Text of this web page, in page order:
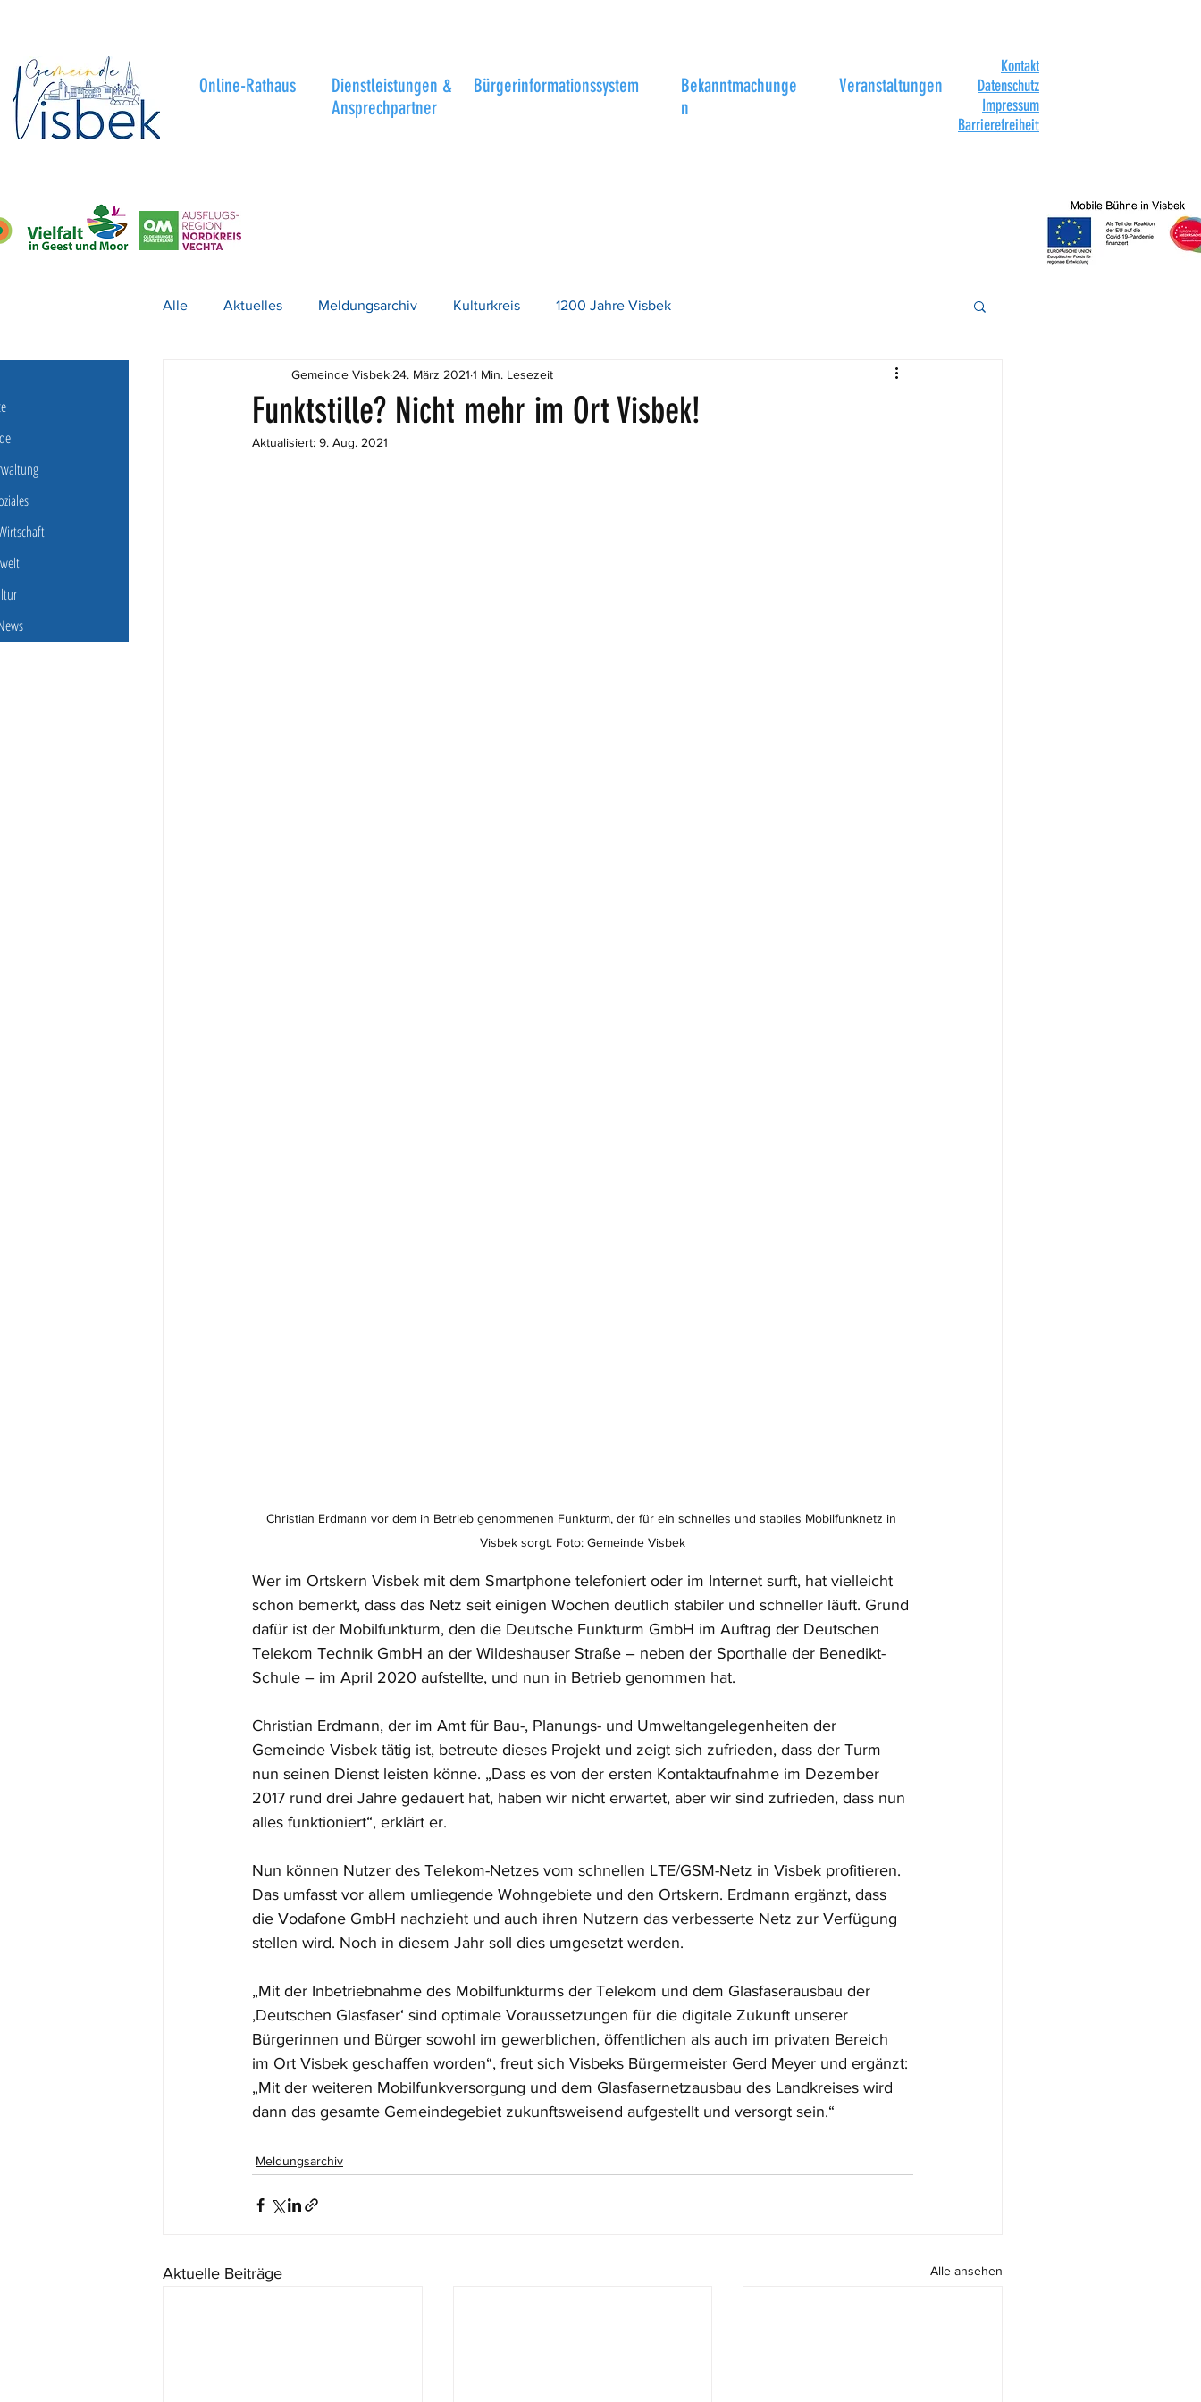
Online-Rathaus
Dienstleistungen &
Ansprechpartner
Bürgerinformationssystem
Bekanntmachunge
n
Kontakt
Datenschutz
Impressum
Barrierefreiheit
Veranstaltungen
Alle Aktuelles Meldungsarchiv Kulturkreis 1200 Jahre Visbek
Funktstille? Nicht mehr im Ort Visbek!
Gemeinde Visbek 24. März 2021 1 Min. Lesezeit
Aktualisiert: 9. Aug. 2021
Christian Erdmann vor dem in Betrieb genommenen Funkturm, der für ein schnelles und stabiles Mobilfunknetz in
Visbek sorgt. Foto: Gemeinde Visbek
Wer im Ortskern Visbek mit dem Smartphone telefoniert oder im Internet surft, hat vielleicht
schon bemerkt, dass das Netz seit einigen Wochen deutlich stabiler und schneller läuft. Grund
dafür ist der Mobilfunkturm, den die Deutsche Funkturm GmbH im Auftrag der Deutschen
Telekom Technik GmbH an der Wildeshauser Straße – neben der Sporthalle der Benedikt-
Schule – im April 2020 aufstellte, und nun in Betrieb genommen hat.
Christian Erdmann, der im Amt für Bau-, Planungs- und Umweltangelegenheiten der
Gemeinde Visbek tätig ist, betreute dieses Projekt und zeigt sich zufrieden, dass der Turm
nun seinen Dienst leisten könne. „Dass es von der ersten Kontaktaufnahme im Dezember
2017 rund drei Jahre gedauert hat, haben wir nicht erwartet, aber wir sind zufrieden, dass nun
alles funktioniert“, erklärt er.
Nun können Nutzer des Telekom-Netzes vom schnellen LTE/GSM-Netz in Visbek profitieren.
Das umfasst vor allem umliegende Wohngebiete und den Ortskern. Erdmann ergänzt, dass
die Vodafone GmbH nachzieht und auch ihren Nutzern das verbesserte Netz zur Verfügung
stellen wird. Noch in diesem Jahr soll dies umgesetzt werden.
„Mit der Inbetriebnahme des Mobilfunkturms der Telekom und dem Glasfaserausbau der
‚Deutschen Glasfaser‘ sind optimale Voraussetzungen für die digitale Zukunft unserer
Bürgerinnen und Bürger sowohl im gewerblichen, öffentlichen als auch im privaten Bereich
im Ort Visbek geschaffen worden“, freut sich Visbeks Bürgermeister Gerd Meyer und ergänzt:
„Mit der weiteren Mobilfunkversorgung und dem Glasfasernetzausbau des Landkreises wird
dann das gesamte Gemeindegebiet zukunftsweisend aufgestellt und versorgt sein.“
Meldungsarchiv
Aktuelle Beiträge Alle ansehen